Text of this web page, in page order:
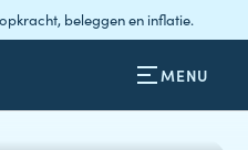
beleggen en inflatie.
MENU